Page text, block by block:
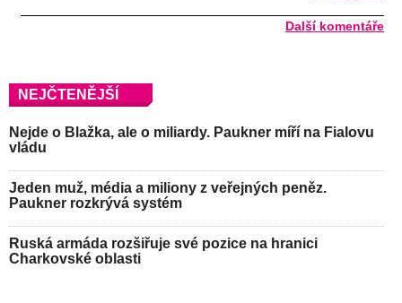
Další komentáře
NEJČTENĚJŠÍ
Nejde o Blažka, ale o miliardy. Paukner míří na Fialovu
vládu
Jeden muž, média a miliony z veřejných peněz.
Paukner rozkrývá systém
Ruská armáda rozšiřuje své pozice na hranici
Charkovské oblasti